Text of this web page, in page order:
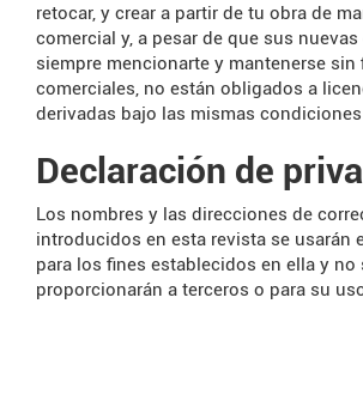
retocar, y crear a partir de tu obra de
comercial y, a pesar de que sus
siempre mencionarte y mantenerse sin
comerciales, no están obligados a
derivadas bajo las mismas condiciones
Declaración de
Los nombres y las direcciones de
introducidos en esta revista se usarán
para los fines establecidos en ella y no
proporcionarán a terceros o para su